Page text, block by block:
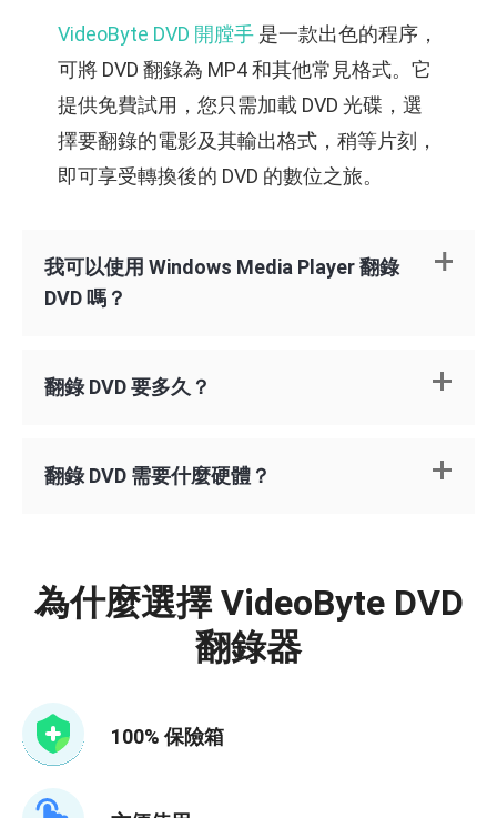
VideoByte DVD 開膛手 是一款出色的程序，
可將 DVD 翻錄為 MP4 和其他常見格式。它
提供免費試用，您只需加載 DVD 光碟，選
擇要翻錄的電影及其輸出格式，稍等片刻，
即可享受轉換後的 DVD 的數位之旅。
我可以使用 Windows Media Player 翻錄
DVD 嗎？
翻錄 DVD 要多久？
翻錄 DVD 需要什麼硬體？
為什麼選擇 VideoByte DVD
翻錄器
100% 保險箱